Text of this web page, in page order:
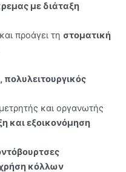
με διάταξη
προάγει τη στοματική
και οργανωτής
και εξοικονόμηση
κόλλων